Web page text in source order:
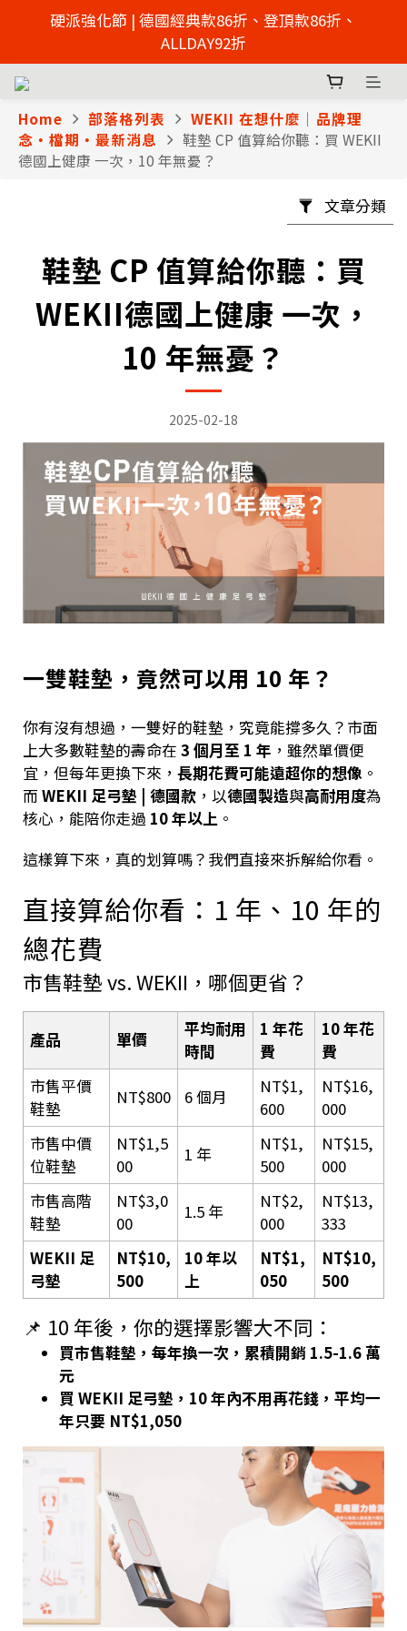
2026父親節慶 硬派強化節  | 來店免費足壓檢測 >> 點擊
了解
硬派強化節 | 德國經典款86折、登頂款86折、
ALLDAY92折
2026父親節慶 硬派強化節  | 來店免費足壓檢測 >> 點擊
Home 部落格列表
WEKII 在想什麼｜品牌理
念・檔期・最新消息
鞋墊 CP 值算給你聽：買 WEKII
德國上健康 一次，10 年無憂？
文章分類
鞋墊 CP 值算給你聽：買
WEKII德國上健康 一次，
10 年無憂？
2025-02-18
一雙鞋墊，竟然可以用 10 年？
你有沒有想過，一雙好的鞋墊，究竟能撐多久？市面
上大多數鞋墊的壽命在 3 個月至 1 年 ，雖然單價便
宜，但每年更換下來， 長期花費可能遠超你的想像 。
而 WEKII 足弓墊 | 德國款 ，以德國製造與高耐用度為
核心，能陪你走過 10 年以上 。
這樣算下來，真的划算嗎？我們直接來拆解給你看。
直接算給你看：1 年、10 年的
總花費
市售鞋墊 vs. WEKII，哪個更省？
產品 單價
平均耐用
時間
1 年花
費
10 年花
費
市售平價
鞋墊
NT$800 6 個月
NT$1,
600
NT$16,
000
市售中價
位鞋墊
NT$1,5
00
1 年
NT$1,
500
NT$15,
000
市售高階
鞋墊
NT$3,0
00
1.5 年
NT$2,
000
NT$13,
333
WEKII 足
弓墊
NT$10,
500
10 年以
上
NT$1,
050
NT$10,
500
📌 10 年後，你的選擇影響大不同：
買市售鞋墊，每年換一次，累積開銷 1.5-1.6 萬
元
買 WEKII 足弓墊，10 年內不用再花錢，平均一
年只要 NT$1,050